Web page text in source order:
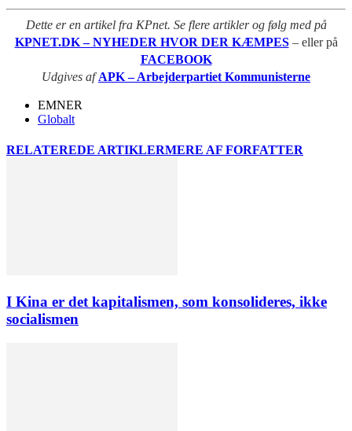
Dette er en artikel fra KPnet. Se flere artikler og følg med på
KPNET.DK – NYHEDER HVOR DER KÆMPES – eller på
FACEBOOK
Udgives afAPK – Arbejderpartiet Kommunisterne
EMNER
Globalt
RELATEREDE ARTIKLERMERE AF FORFATTER
I Kina er det kapitalismen, som konsolideres, ikke
socialismen